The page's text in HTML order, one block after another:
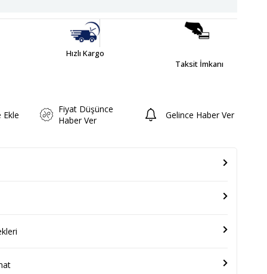
Hızlı Kargo
Taksit İmkanı
Ekle
Fiyat Düşünce
Haber Ver
Gelince Haber Ver